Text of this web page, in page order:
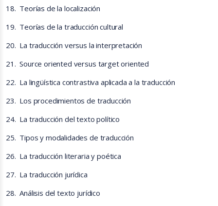
18. Teorías de la localización
19. Teorías de la traducción cultural
20. La traducción versus la interpretación
21. Source oriented versus target oriented
22. La lingüística contrastiva aplicada a la traducción
23. Los procedimientos de traducción
24. La traducción del texto político
25. Tipos y modalidades de traducción
26. La traducción literaria y poética
27. La traducción jurídica
28. Análisis del texto jurídico